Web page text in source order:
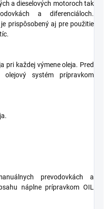
a dieselových motoroch tak
a diferenciáloch.
je prispôsobený aj pre použitie
pri každej výmene oleja. Pred
olejový systém prípravkom
prevodovkách a
náplne prípravkom OIL